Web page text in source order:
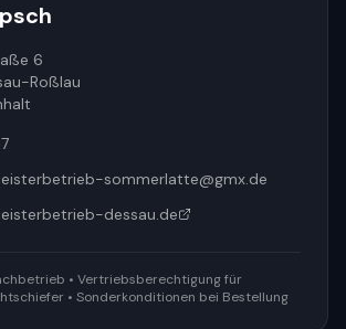
6
Roßlau
sommerlatte@gmx.de
dessau.de
• Vertriebsberechtigung für
• Sonderkonditionen bei Bestellung